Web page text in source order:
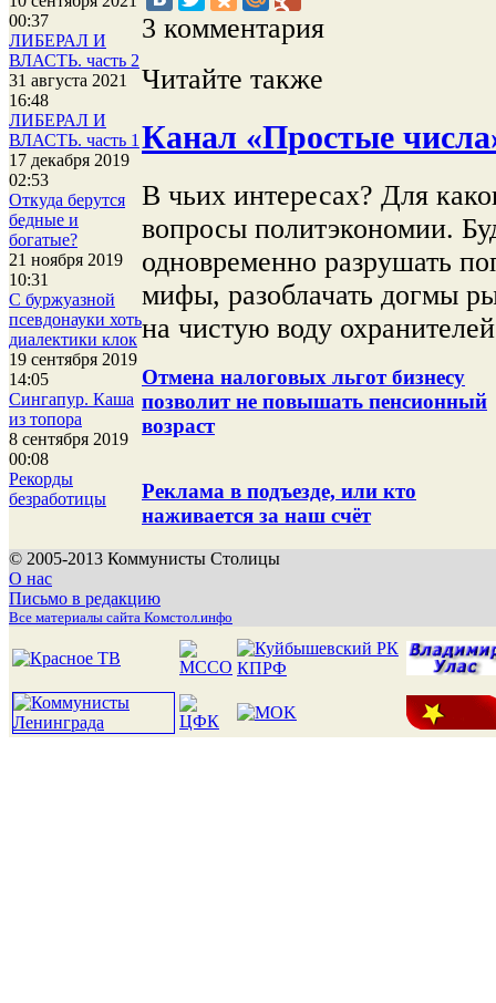
00:37
ЛИБЕРАЛ И
ВЛАСТЬ. часть 2
31 августа 2021
16:48
ЛИБЕРАЛ И
ВЛАСТЬ. часть 1
17 декабря 2019
02:53
Откуда берутся
бедные и
богатые?
21 ноября 2019
10:31
С буржуазной
псевдонауки хоть
диалектики клок
19 сентября 2019
14:05
Сингапур. Каша
из топора
8 сентября 2019
00:08
Рекорды
безработицы
3 комментария
Читайте также
Канал «Простые
В чьих интересах? Для
вопросы политэкономии.
одновременно разрушать
мифы, разоблачать догмы
на чистую воду
Отмена налоговых льгот бизнесу
позволит не повышать пенсионный
возраст
Реклама в подъезде, или кто
наживается за наш счёт
© 2005-2013 Коммунисты Столицы
О нас
Письмо в редакцию
Все материалы сайта Комстол.инфо